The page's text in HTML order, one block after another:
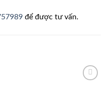
để được tư vấn.